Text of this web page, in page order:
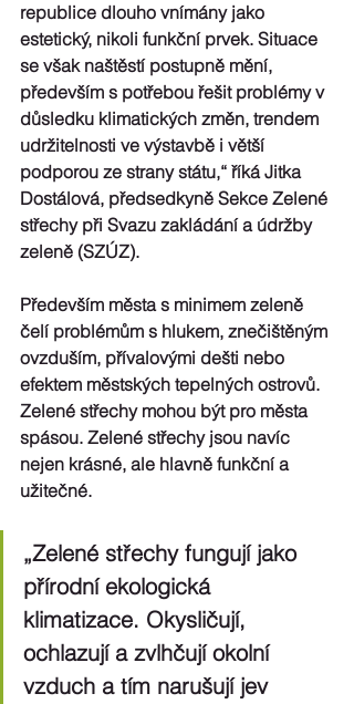
republice dlouho vnímány jako
estetický, nikoli funkční prvek. Situace
se však naštěstí postupně mění,
především s potřebou řešit problémy v
důsledku klimatických změn, trendem
udržitelnosti ve výstavbě i větší
podporou ze strany státu,“ říká Jitka
Dostálová, předsedkyně Sekce Zelené
střechy při Svazu zakládání a údržby
zeleně (SZÚZ).
Především města s minimem zeleně
čelí problémům s hlukem, znečištěným
ovzduším, přívalovými dešti nebo
efektem městských tepelných ostrovů.
Zelené střechy mohou být pro města
spásou. Zelené střechy jsou navíc
nejen krásné, ale hlavně funkční a
užitečné.
„Zelené střechy fungují jako
přírodní ekologická
klimatizace. Okysličují,
ochlazují a zvlhčují okolní
vzduch a tím narušují jev